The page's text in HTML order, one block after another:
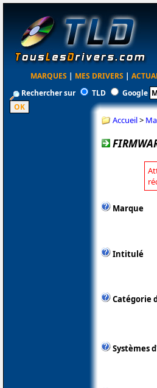
MARQUES | MES DRIVERS |
Rechercher sur
TLD Google
Accueil>
Marque
Intitulé
Catégorie
Systèmes